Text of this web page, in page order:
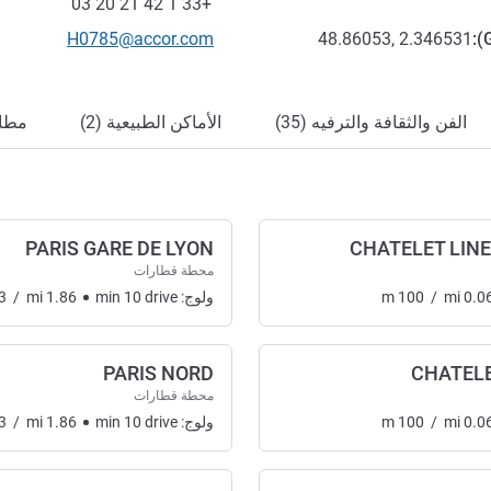
):
48.86053, 2.346531
تواصل معنا عبر البريد
H0785@accor.com
الفن والثقافة والترفيه (35) الأماكن الطبيعية (2)
CHATELET
m 100 / mi
m 100 / mi
PARIS GARE DE LYON
محطة قطارات
ولوج: / mi 1.86 min 10 drive
PARIS NORD
محطة قطارات
ولوج: / mi 1.86 min 10 drive